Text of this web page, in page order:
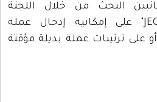
البحث من خلال اللجنة
الاقتصادية المشتركة"JEC" على إمكانية إدخال عملة
على ترتيبات عملة بديلة مؤقتة